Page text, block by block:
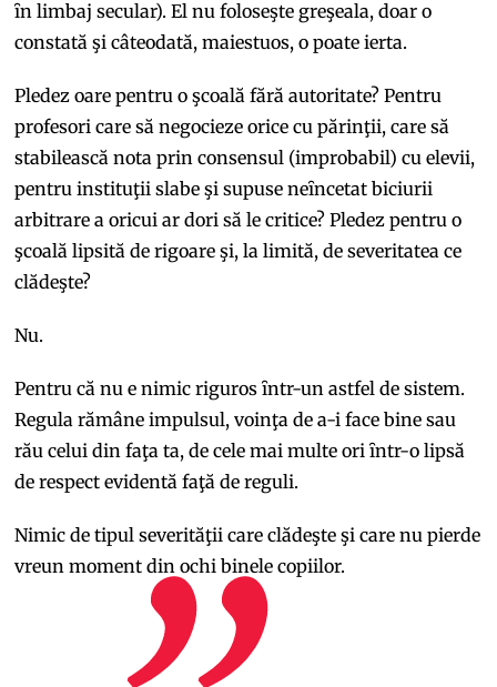
ȋn limbaj secular). El nu foloseşte greşeala, doar o
constată şi câteodată, maiestuos, o poate ierta.
Pledez oare pentru o şcoală fără autoritate? Pentru
profesori care să negocieze orice cu părinţii, care să
stabilească nota prin consensul (improbabil) cu elevii,
pentru instituţii slabe şi supuse neȋncetat biciurii
arbitrare a oricui ar dori să le critice? Pledez pentru o
şcoală lipsită de rigoare şi, la limită, de severitatea ce
clădeşte?
Nu.
Pentru că nu e nimic riguros ȋntr-un astfel de sistem.
Regula rămâne impulsul, voinţa de a-i face bine sau
rău celui din faţa ta, de cele mai multe ori ȋntr-o lipsă
de respect evidentă faţă de reguli.
Nimic de tipul severităţii care clădeşte şi care nu pierde
vreun moment din ochi binele copiilor.